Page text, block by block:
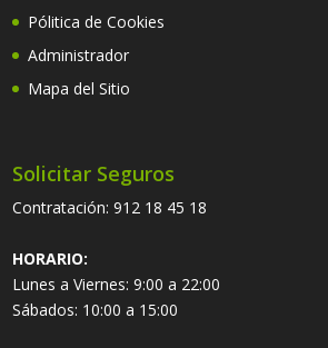
Pólitica de Cookies
Administrador
Mapa del Sitio
Solicitar Seguros
Contratación:912 18 45 18
HORARIO:
Lunes a Viernes: 9:00 a 22:00
Sábados: 10:00 a 15:00